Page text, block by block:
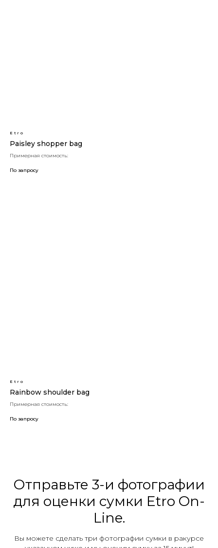
Etro
Paisley shopper bag
Примерная стоимость:
По запросу
Etro
Rainbow shoulder bag
Примерная стоимость:
По запросу
Отправьте 3-и фотографии
для оценки сумки Etro On-
Line.
Вы можете сделать три фотографии сумки в ракурсе